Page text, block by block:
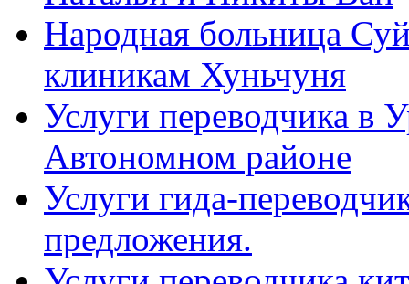
Народная больница
клиникам Хуньчуня
Услуги переводчика в
Автономном районе
Услуги гида-
предложения.